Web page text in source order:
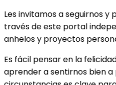
Les invitamos a seguirnos
través de este portal
anhelos y proyectos
Es fácil pensar en la
aprender a sentirnos bien a